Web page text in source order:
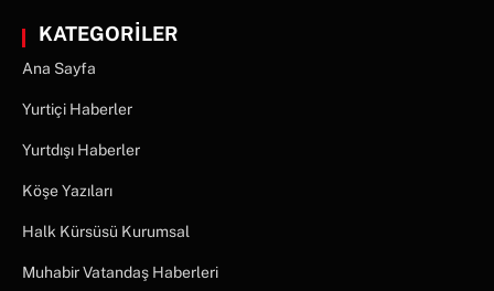
KATEGORİLER
Ana Sayfa
Yurtiçi Haberler
Yurtdışı Haberler
Köşe Yazıları
Halk Kürsüsü Kurumsal
Muhabir Vatandaş Haberleri